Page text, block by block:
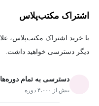
اشتراک مکتب‌پلاس
دیگر دسترسی خواهید داشت.
دسترسی به تمام دوره‌ها
بیش از ۴،۰۰۰ دوره